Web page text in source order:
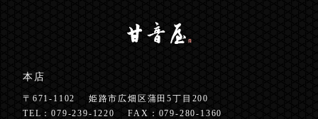
本店
〒671-1102
姫路市広畑区蒲田5丁目200
TEL：079-239-1220
FAX：079-280-1360